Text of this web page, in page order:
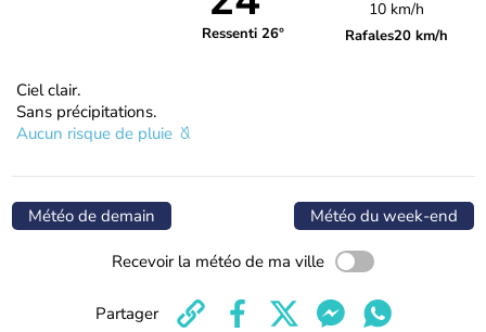
Ressenti 26°
10 km/h
Rafales20 km/h
Ciel clair.
Sans précipitations.
Aucun risque de pluie
Météo de demain Météo du week-end
Recevoir la météo de ma ville
Partager